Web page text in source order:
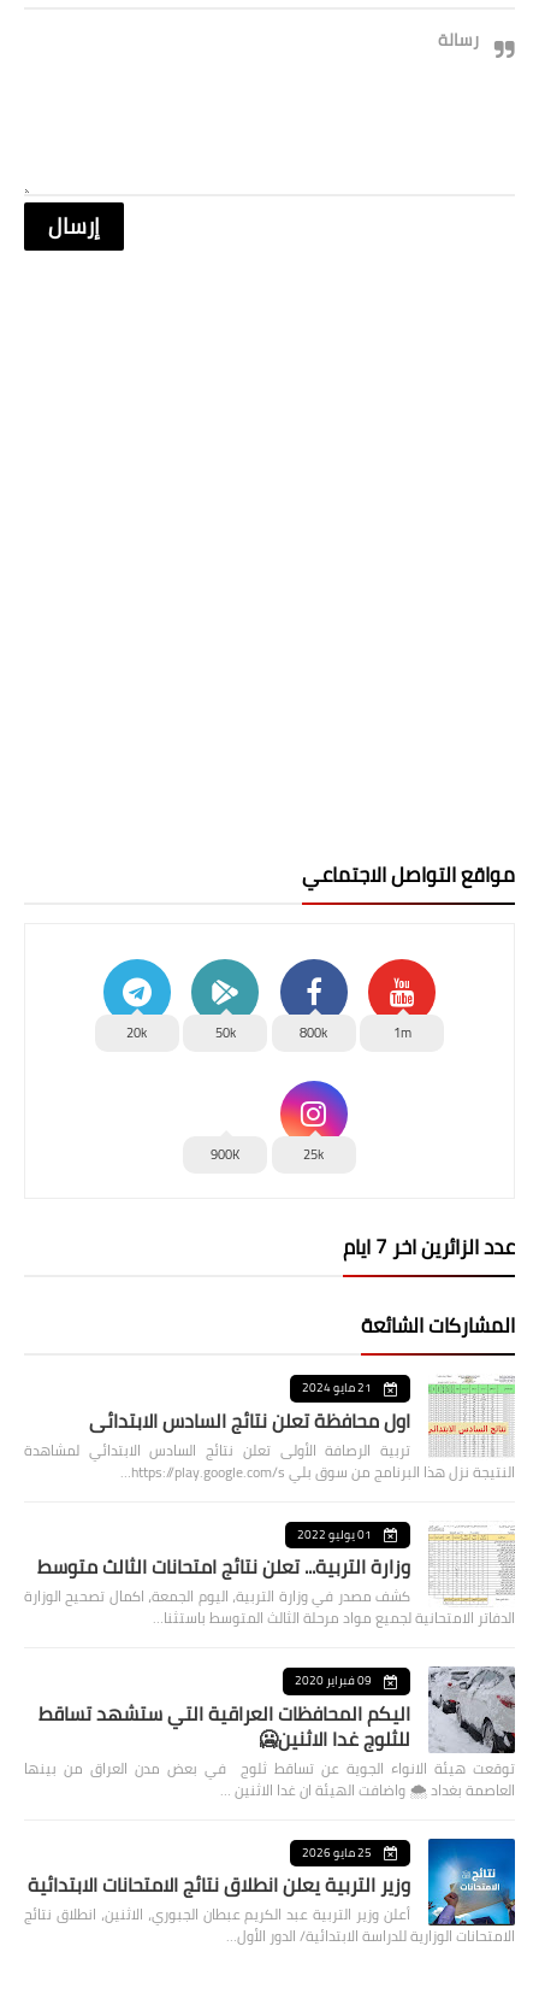
رسالة
مواقع التواصل الاجتماعي
1m
800k
50k
20k
25k
900K
عدد الزائرين اخر 7 ايام
المشاركات الشائعة
21 مايو 2024
اول محافظة تعلن نتائج السادس الابتدائي
تربية الرصافة الأولى تعلن نتائج السادس الابتدائي لمشاهدة
النتيجة نزل هذا البرنامج من سوق بلي https://play.google.com/s…
01 يوليو 2022
وزارة التربية... تعلن نتائج امتحانات الثالث متوسط
كشف مصدر في وزارة التربية، اليوم الجمعة، اكمال تصحيح الوزارة
الدفاتر الامتحانية لجميع مواد مرحلة الثالث المتوسط باستثنا…
09 فبراير 2020
اليكم المحافظات العراقية التي ستشهد تساقط
للثلوج غدا الاثنين🥶
توقعت هيئة الانواء الجوية عن تساقط ثلوج في بعض مدن العراق من بينها
العاصمة بغداد ⁦🌨️⁩ واضافت الهيئة ان غدا الاثنين …
25 مايو 2026
وزير التربية يعلن انطلاق نتائج الامتحانات الابتدائية
أعلن وزير التربية عبد الكريم عبطان الجبوري، الاثنين، انطلاق نتائج
الامتحانات الوزارية للدراسة الابتدائية/ الدور الأول…